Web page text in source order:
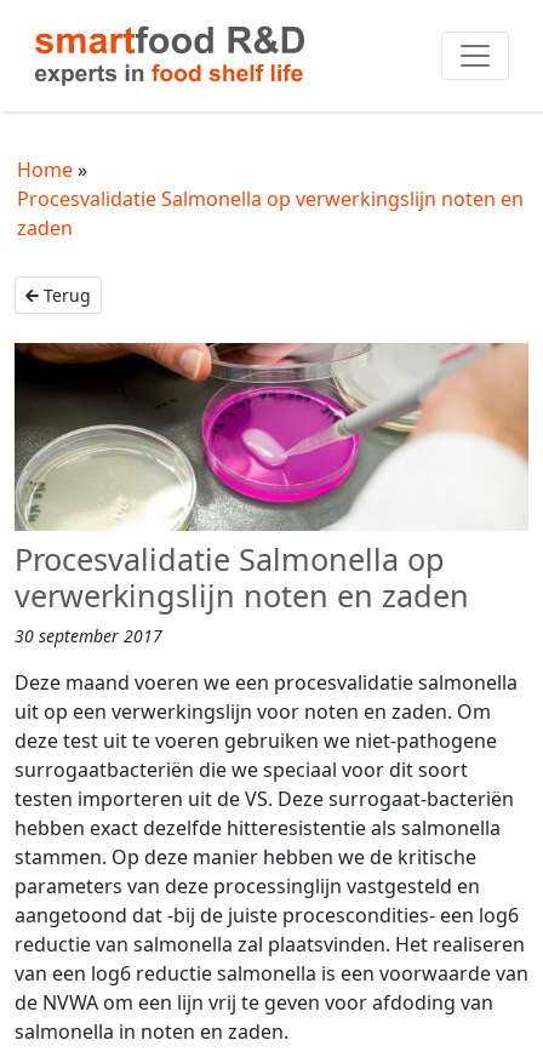
Home
Procesvalidatie Salmonella op verwerkingslijn noten en
zaden
Terug
Procesvalidatie Salmonella op
verwerkingslijn noten en zaden
30 september 2017
Deze maand voeren we een procesvalidatie salmonella
uit op een verwerkingslijn voor noten en zaden. Om
deze test uit te voeren gebruiken we niet-pathogene
surrogaatbacteriën die we speciaal voor dit soort
testen importeren uit de VS. Deze surrogaat-bacteriën
hebben exact dezelfde hitteresistentie als salmonella
stammen. Op deze manier hebben we de kritische
parameters van deze processinglijn vastgesteld en
aangetoond dat -bij de juiste procescondities- een log6
reductie van salmonella zal plaatsvinden. Het realiseren
van een log6 reductie salmonella is een voorwaarde van
de NVWA om een lijn vrij te geven voor afdoding van
salmonella in noten en zaden.